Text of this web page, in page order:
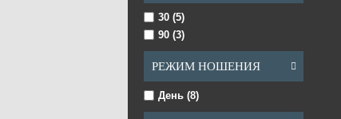
30 (5)
90 (3)
РЕЖИМ НОШЕНИЯ
День (8)